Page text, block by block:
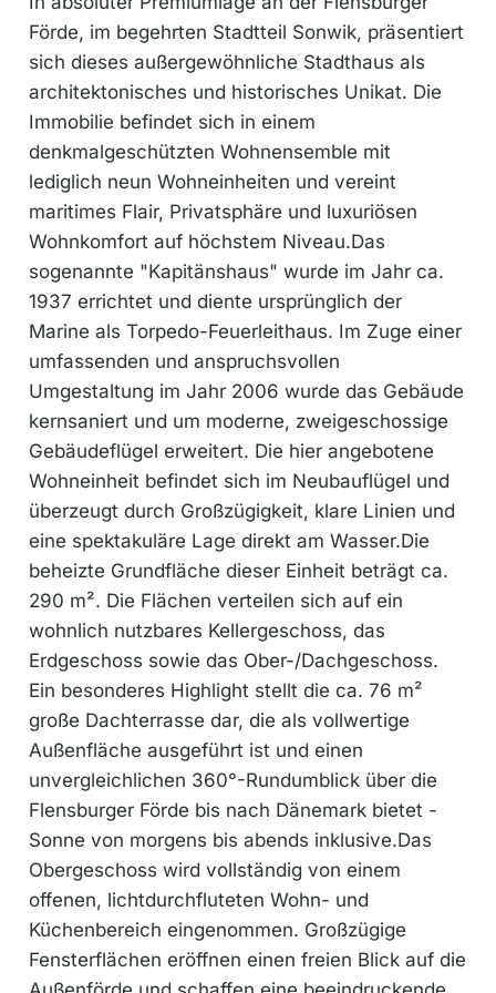
Förde, im begehrten Stadtteil Sonwik, präsentiert
sich dieses außergewöhnliche Stadthaus als
architektonisches und historisches Unikat. Die
Immobilie befindet sich in einem
denkmalgeschützten Wohnensemble mit
lediglich neun Wohneinheiten und vereint
maritimes Flair, Privatsphäre und luxuriösen
Wohnkomfort auf höchstem Niveau.Das
sogenannte "Kapitänshaus" wurde im Jahr ca.
1937 errichtet und diente ursprünglich der
Marine als Torpedo-Feuerleithaus. Im Zuge einer
umfassenden und anspruchsvollen
Umgestaltung im Jahr 2006 wurde das Gebäude
kernsaniert und um moderne, zweigeschossige
Gebäudeflügel erweitert. Die hier angebotene
Wohneinheit befindet sich im Neubauflügel und
überzeugt durch Großzügigkeit, klare Linien und
eine spektakuläre Lage direkt am Wasser.Die
beheizte Grundfläche dieser Einheit beträgt ca.
290 m². Die Flächen verteilen sich auf ein
wohnlich nutzbares Kellergeschoss, das
Erdgeschoss sowie das Ober-/Dachgeschoss.
Ein besonderes Highlight stellt die ca. 76 m²
große Dachterrasse dar, die als vollwertige
Außenfläche ausgeführt ist und einen
unvergleichlichen 360°-Rundumblick über die
Flensburger Förde bis nach Dänemark bietet -
Sonne von morgens bis abends inklusive.Das
Obergeschoss wird vollständig von einem
offenen, lichtdurchfluteten Wohn- und
Küchenbereich eingenommen. Großzügige
Fensterflächen eröffnen einen freien Blick auf die